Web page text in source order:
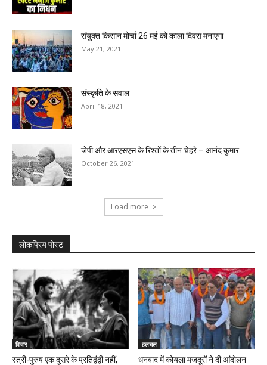
संयुक्त किसान मोर्चा 26 मई को काला दिवस मनाएगा
May 21, 2021
संस्कृति के सवाल
April 18, 2021
जेपी और आरएसएस के रिश्तों के तीन चेहरे – आनंद कुमार
October 26, 2021
Load more
लोकप्रिय पोस्ट
विचार
स्त्री-पुरुष एक दूसरे के प्रतिद्वंद्वी नहीं,
हलचल
धनबाद में कोयला मजदूरों ने दी आंदोलन